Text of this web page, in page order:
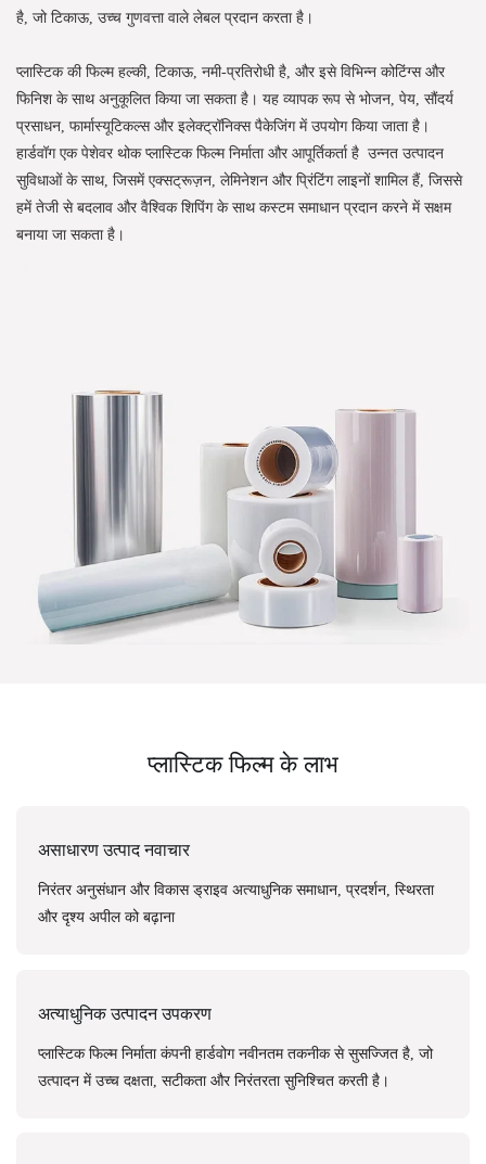
है, जो टिकाऊ, उच्च गुणवत्ता वाले लेबल प्रदान करता है।
प्लास्टिक की फिल्म हल्की, टिकाऊ, नमी-प्रतिरोधी है, और इसे विभिन्न कोटिंग्स और
फिनिश के साथ अनुकूलित किया जा सकता है। यह व्यापक रूप से भोजन, पेय, सौंदर्य
प्रसाधन, फार्मास्यूटिकल्स और इलेक्ट्रॉनिक्स पैकेजिंग में उपयोग किया जाता है।
हार्डवॉग एक पेशेवर थोक प्लास्टिक फिल्म निर्माता और आपूर्तिकर्ता है उन्नत उत्पादन
सुविधाओं के साथ, जिसमें एक्सट्रूज़न, लेमिनेशन और प्रिंटिंग लाइनों शामिल हैं, जिससे
हमें तेजी से बदलाव और वैश्विक शिपिंग के साथ कस्टम समाधान प्रदान करने में सक्षम
बनाया जा सकता है।
प्लास्टिक फिल्म के लाभ
असाधारण उत्पाद नवाचार
निरंतर अनुसंधान और विकास ड्राइव अत्याधुनिक समाधान, प्रदर्शन, स्थिरता
और दृश्य अपील को बढ़ाना
अत्याधुनिक उत्पादन उपकरण
प्लास्टिक फिल्म निर्माता कंपनी हार्डवोग नवीनतम तकनीक से सुसज्जित है, जो
उत्पादन में उच्च दक्षता, सटीकता और निरंतरता सुनिश्चित करती है।